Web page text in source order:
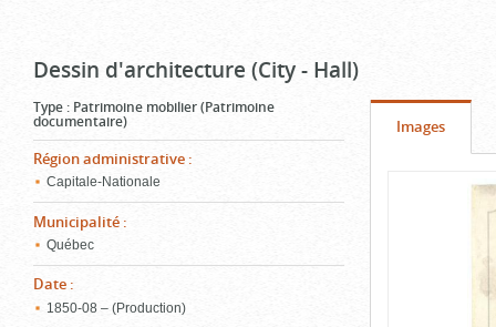
Dessin d'architecture (City - Hall)
Type : Patrimoine mobilier (Patrimoine
documentaire)
Région administrative :
Capitale-Nationale
Municipalité :
Québec
Date :
1850‑08 – (Production)
Onglet
Images(cliquer
pour
Contenu